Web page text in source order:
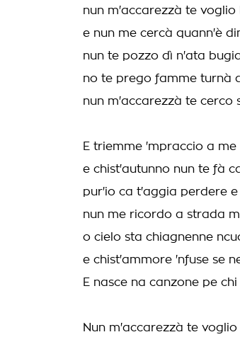
nun m'accarezzà te voglio
e nun me cercà quann'è
nun te pozzo dì n'ata
no te prego famme turnà
nun m'accarezzà te cerco
E triemme 'mpraccio a
e chist'autunno nun te fà
pur'io ca t'aggia perdere
nun me ricordo a strada
o cielo sta chiagnenne
e chist'ammore 'nfuse se
E nasce na canzone pe
Nun m'accarezzà te voglio